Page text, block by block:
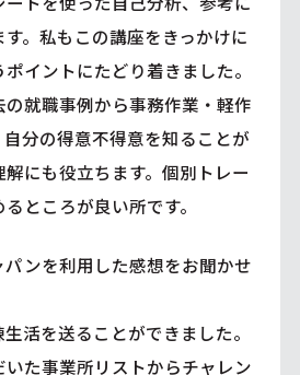
。私もこの講座をきっかけに
イントにたどり着きました。
就職事例から事務作業・軽作
分の得意不得意を知ることが
にも役立ちます。個別トレー
ところが良い所です。
パンを利用した感想をお聞かせ
活を送ることができました。
た事業所リストからチャレン